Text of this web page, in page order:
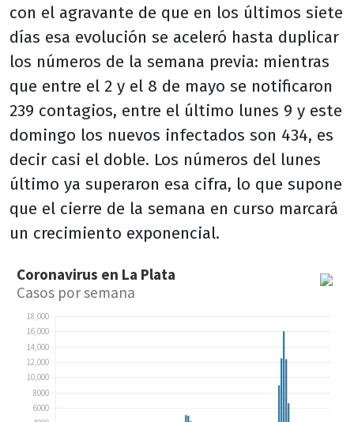
con el agravante de que en los últimos siete
días esa evolución se aceleró hasta duplicar
los números de la semana previa: mientras
que entre el 2 y el 8 de mayo se notificaron
239 contagios, entre el último lunes 9 y este
domingo los nuevos infectados son 434, es
decir casi el doble. Los números del lunes
último ya superaron esa cifra, lo que supone
que el cierre de la semana en curso marcará
un crecimiento exponencial.